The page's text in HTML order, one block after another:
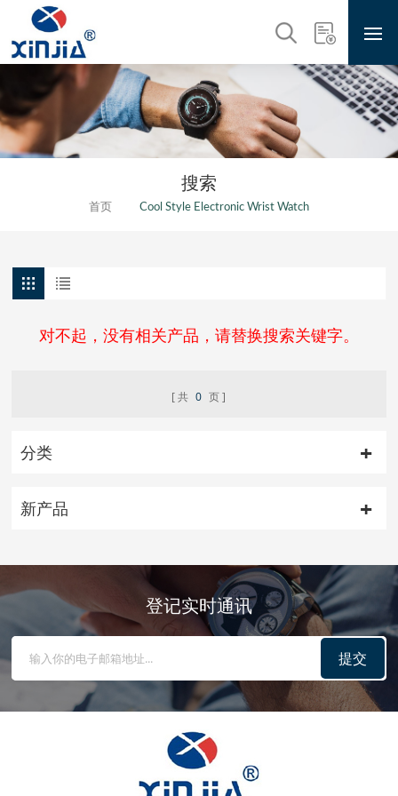
搜索
首页 Cool Style Electronic Wrist Watch
对不起，没有相关产品，请替换搜索关键字。
共 0 页
分类
新产品
登记实时通讯
提交